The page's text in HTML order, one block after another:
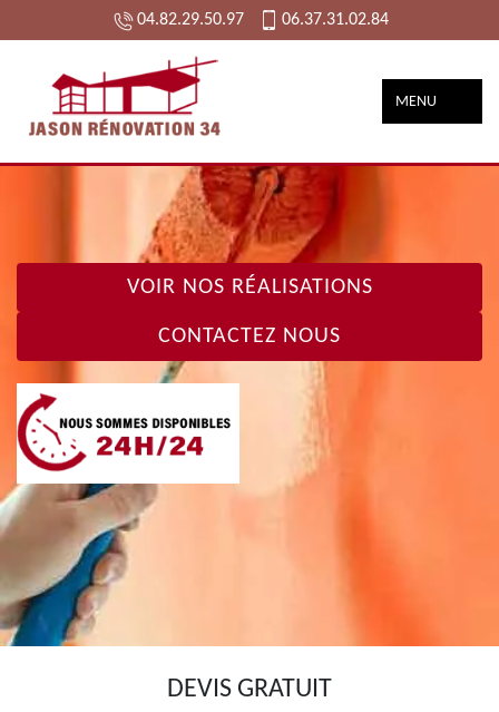
04.82.29.50.97 06.37.31.02.84
MENU
VOIR NOS RÉALISATIONS
CONTACTEZ NOUS
DEVIS GRATUIT